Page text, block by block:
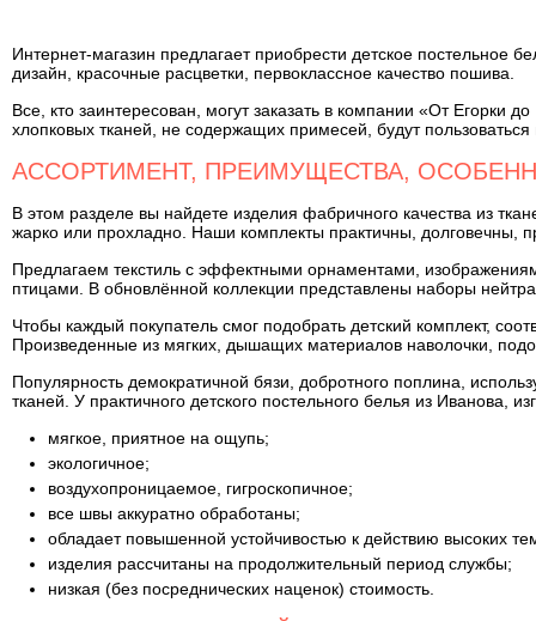
Интернет-магазин предлагает приобрести детское постельное
дизайн, красочные расцветки, первоклассное качество пошива.
Все, кто заинтересован, могут заказать в компании «От
хлопковых тканей, не содержащих примесей, будут
АССОРТИМЕНТ, ПРЕИМУЩЕСТВА,
В этом разделе вы найдете изделия фабричного качества из
жарко или прохладно. Наши комплекты практичны, долговечны,
Предлагаем текстиль с эффектными орнаментами,
птицами. В обновлённой коллекции представлены наборы
Чтобы каждый покупатель смог подобрать детский комплект,
Произведенные из мягких, дышащих материалов наволочки,
Популярность демократичной бязи, добротного поплина,
тканей. У практичного детского постельного белья из Иванова,
мягкое, приятное на ощупь;
экологичное;
воздухопроницаемое, гигроскопичное;
все швы аккуратно обработаны;
обладает повышенной устойчивостью к действию высоких
изделия рассчитаны на продолжительный период службы;
низкая (без посреднических наценок) стоимость.